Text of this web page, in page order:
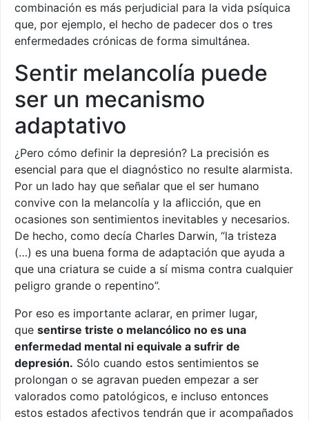
combinación es más perjudicial para la vida psíquica
que, por ejemplo, el hecho de padecer dos o tres
enfermedades crónicas de forma simultánea.
Sentir melancolía puede
ser un mecanismo
adaptativo
¿Pero cómo definir la depresión? La precisión es
esencial para que el diagnóstico no resulte alarmista.
Por un lado hay que señalar que el ser humano
convive con la melancolía y la aflicción, que en
ocasiones son sentimientos inevitables y necesarios.
De hecho, como decía Charles Darwin, “la tristeza
(…) es una buena forma de adaptación que ayuda a
que una criatura se cuide a sí misma contra cualquier
peligro grande o repentino”.
Por eso es importante aclarar, en primer lugar,
que sentirse triste o melancólico no es una
enfermedad mental ni equivale a sufrir de
depresión. Sólo cuando estos sentimientos se
prolongan o se agravan pueden empezar a ser
valorados como patológicos, e incluso entonces
estos estados afectivos tendrán que ir acompañados